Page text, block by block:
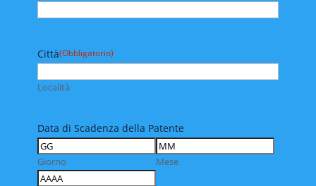
Città(Obbligatorio)
Località
Data di Scadenza della Patente
Giorno Mese